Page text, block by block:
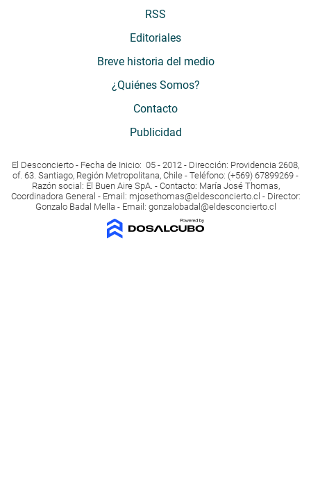
RSS
Editoriales
Breve historia del medio
¿Quiénes Somos?
Contacto
Publicidad
El Desconcierto - Fecha de Inicio: 05 - 2012 - Dirección: Providencia 2608,
of. 63. Santiago, Región Metropolitana, Chile - Teléfono: (+569) 67899269 -
Razón social: El Buen Aire SpA. - Contacto: María José Thomas,
Coordinadora General - Email: mjosethomas@eldesconcierto.cl - Director:
Gonzalo Badal Mella - Email: gonzalobadal@eldesconcierto.cl